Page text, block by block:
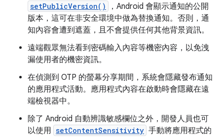
setPublicVersion()
，Android 會顯示通知的公開
版本，這可在非安全環境中做為替換通知。否則，通
知內容會遭到遮蓋，且不會提供任何其他背景資訊。
遠端觀眾無法看到密碼輸入內容等機密內容，以免洩
漏使用者的機密資訊。
在偵測到 OTP 的螢幕分享期間，系統會隱藏發布通知
的應用程式活動。應用程式內容在啟動時會隱藏在遠
端檢視器中。
除了 Android 自動辨識敏感欄位之外，開發人員也可
以使用 setContentSensitivity 手動將應用程式的